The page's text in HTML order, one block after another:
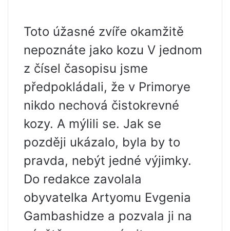
Toto úžasné zvíře okamžitě
nepoznáte jako kozu V jednom
z čísel časopisu jsme
předpokládali, že v Primorye
nikdo nechová čistokrevné
kozy. A mýlili se. Jak se
později ukázalo, byla by to
pravda, nebýt jedné výjimky.
Do redakce zavolala
obyvatelka Artyomu Evgenia
Gambashidze a pozvala ji na